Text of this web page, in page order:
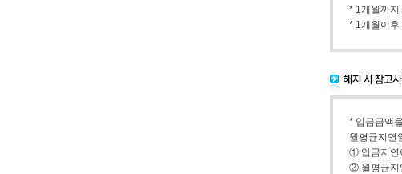
* 1개월까지
* 1개월이후
* 입금금액
월평균지연
① 입금지연
② 월평균지